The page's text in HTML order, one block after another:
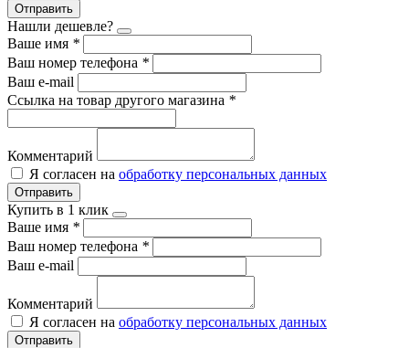
Отправить
Нашли дешевле?
Ваше имя *
Ваш номер телефона *
Ваш e-mail
Ссылка на товар другого магазина *
Комментарий
Я согласен на обработку персональных данных
Отправить
Купить в 1 клик
Ваше имя *
Ваш номер телефона *
Ваш e-mail
Комментарий
Я согласен на обработку персональных данных
Отправить